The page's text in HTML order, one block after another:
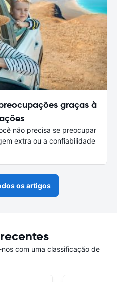
graças à
não precisa se preocupar
extra ou a confiabilidade
os artigos
com uma classificação de